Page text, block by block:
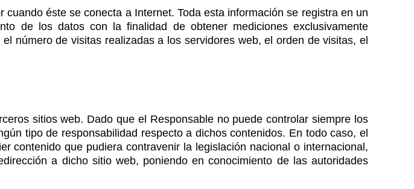
éste se conecta a Internet. Toda esta información se registra en un
de los datos con la finalidad de obtener mediciones exclusivamente
número de visitas realizadas a los servidores web, el orden de visitas, el
sitios web. Dado que el Responsable no puede controlar siempre los
tipo de responsabilidad respecto a dichos contenidos. En todo caso, el
contenido que pudiera contravenir la legislación nacional o internacional,
a dicho sitio web, poniendo en conocimiento de las autoridades